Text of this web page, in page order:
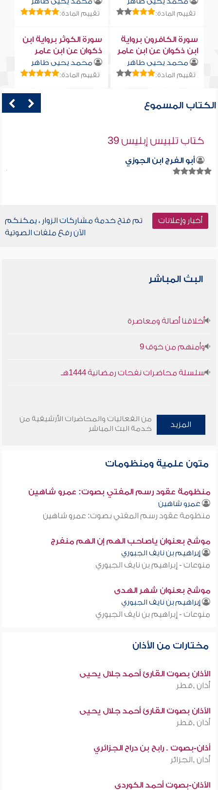
تقييم المادة: تقييم المادة:
سورة الكافرون برواية
ابن ذكوان عن ابن عامر
محمد يحيى طاهر
تقييم المادة:
سورة الكوثر برواية ابن
ذكوان عن ابن عامر
محمد يحيى طاهر
تقييم المادة:
الكتاب المسموع
كتاب تلبيس إبليس 39
أبو الفرج ابن الجوزي
أخبار وإعلانات
تم فتح خدمة مشاركات الزوار ، يمكنكم
الآن رفع ملفات الصوتية
البث المباشر
أخلاقنا أصالة ومعاصرة
وأمنهم من خوف 9
سلسلة محاضرات نفحات رمضانية 1444هـ
المزيد
من الفعاليات والمحاضرات الأرشيفية من
خدمة البث المباشر
متون علمية ومنظومات
منظومة عقود رسم المفتي بصوت: عمرو شاهين
عمرو شاهين
منظومة عقود رسم المفتي بصوت: عمرو شاهين
موشح بعنوان ياصاحب الهم إن الهم منفرج
إبراهيم بن نايف الجبوري
منوعات - إبراهيم بن نايف الجبوري
موشح بعنوان شهر الهدى
إبراهيم بن نايف الجبوري
منوعات - إبراهيم بن نايف الجبوري
مختارات من الأذان
الأذان بصوت القارئ أحمد جلال يحيى
أذان ,قطر
الأذان بصوت القارئ أحمد جلال يحيى
أذان ,قطر
أذان-بصوت . رابح بن دراح الجزائري
أذان ,الجزائر
الأذان-بصوت أحمد الكوردي